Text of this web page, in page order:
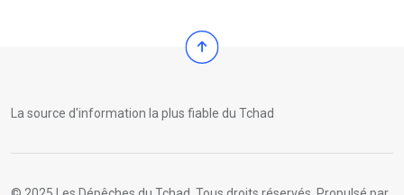
La source d'information la plus fiable du Tchad